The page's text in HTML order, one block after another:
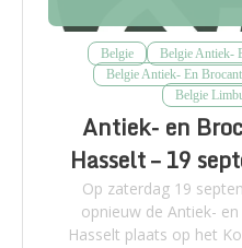
Belgie
Belgie Antiek-
Belgie Antiek- En
Belgie
Antiek- en
Hasselt – 19
Op zaterdag 19
opnieuw de Antiek-
Hasselt plaats op het